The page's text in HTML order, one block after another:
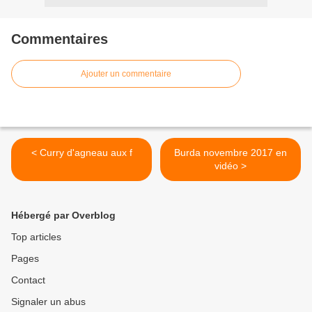
Commentaires
Ajouter un commentaire
< Curry d'agneau aux f
Burda novembre 2017 en
vidéo >
Hébergé par Overblog
Top articles
Pages
Contact
Signaler un abus